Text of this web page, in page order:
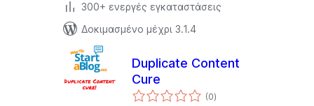
300+ ενεργές εγκαταστάσεις
Δοκιμασμένο μέχρι 3.1.4
Duplicate Content
Cure
(0αξιολογήσεις
σύνολο
)